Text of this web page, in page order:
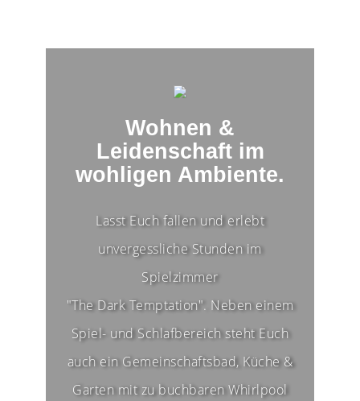
Wohnen &
Leidenschaft im
wohligen Ambiente.
Lasst Euch fallen und erlebt
unvergessliche Stunden im
Spielzimmer
"The Dark Temptation". Neben einem
Spiel- und Schlafbereich steht Euch
auch ein Gemeinschaftsbad, Küche &
Garten mit zu buchbaren Whirlpool